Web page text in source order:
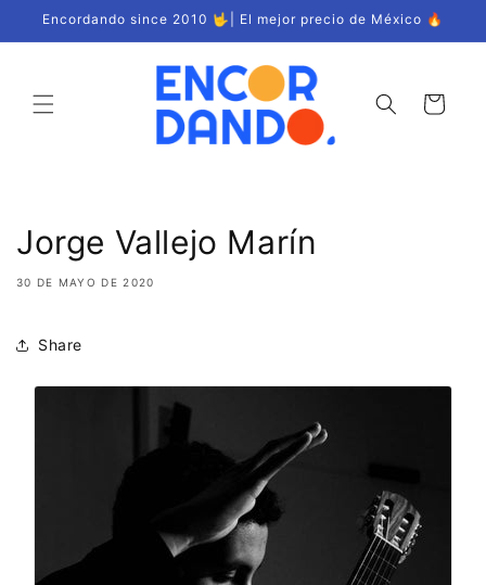
directamente
al contenido
Encordando since 2010 🤟| El mejor precio de México 🔥
Carrito
Jorge Vallejo Marín
30 DE MAYO DE 2020
Share